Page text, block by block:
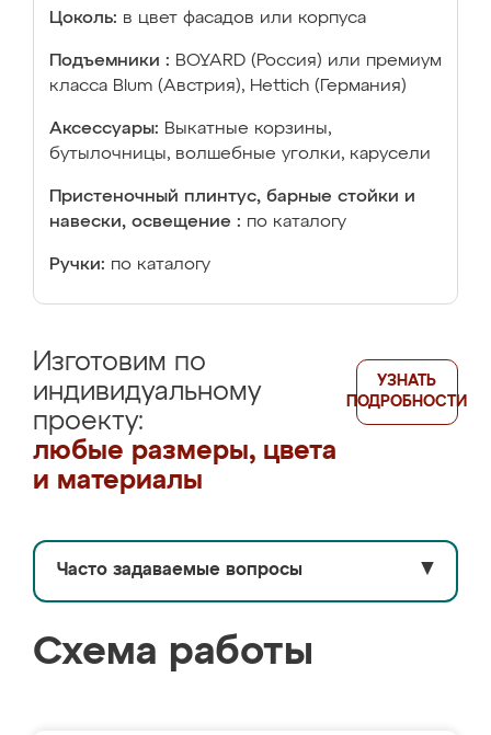
Цоколь: в цвет фасадов или корпуса
Подъемники : BOYARD (Россия) или премиум
класса Blum (Австрия), Hettich (Германия)
Аксессуары: Выкатные корзины,
бутылочницы, волшебные уголки, карусели
Пристеночный плинтус, барные стойки и
навески, освещение : по каталогу
Ручки: по каталогу
Изготовим по
индивидуальному
проекту:
любые размеры, цвета
и материалы
УЗНАТЬ
ПОДРОБНОСТИ
Часто задаваемые вопросы ▼
Схема работы